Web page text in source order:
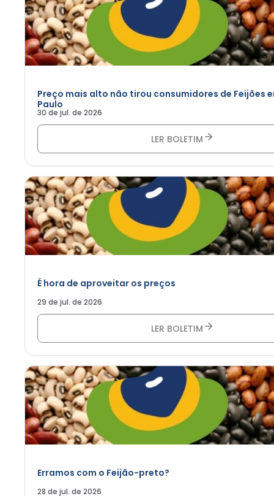
Preço mais alto não tirou consumidores de Feijões
Paulo
30 de jul. de 2026
LER BOLETIM
É hora de aproveitar os preços
29 de jul. de 2026
LER BOLETIM
Erramos com o Feijão-preto?
28 de jul. de 2026